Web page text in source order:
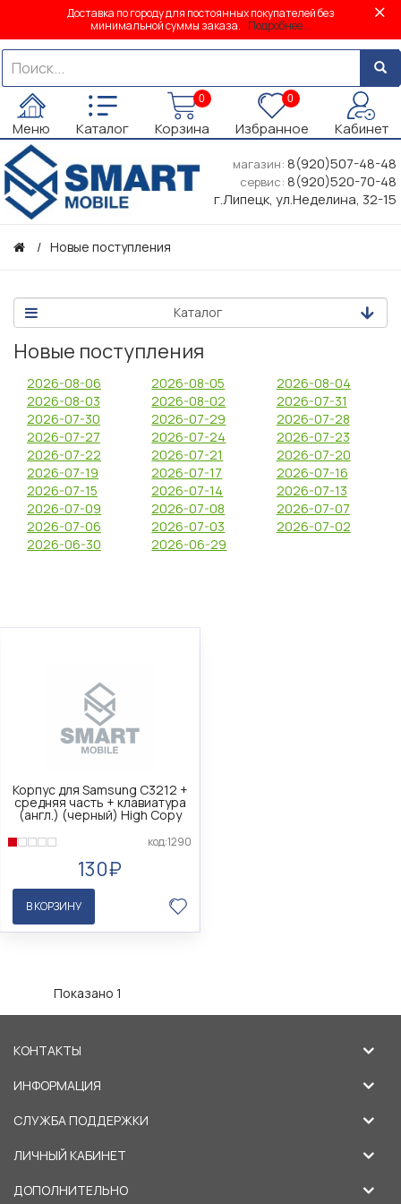
Доставка по городу для постоянных покупателей без
минимальной суммы заказа. Подробнее...
Меню Каталог
0
Корзина
0
Избранное Кабинет
магазин: 8(920)507-48-48
сервис: 8(920)520-70-48
г.Липецк, ул.Неделина, 32-15
Новые поступления
Каталог
Новые поступления
2026-08-06 2026-08-05
2026-08-04
2026-08-03
2026-08-02
2026-07-31
2026-07-30
2026-07-29
2026-07-28
2026-07-27
2026-07-24
2026-07-23
2026-07-22
2026-07-21
2026-07-20
2026-07-19
2026-07-17
2026-07-16
2026-07-15
2026-07-14
2026-07-13
2026-07-09
2026-07-08
2026-07-07
2026-07-06
2026-07-03
2026-07-02
2026-06-30
2026-06-29
Корпус для Samsung C3212 +
средняя часть + клавиатура
(англ.) (черный) High Copy
код:1290
130₽
В КОРЗИНУ
Показано 1
КОНТАКТЫ
ИНФОРМАЦИЯ
СЛУЖБА ПОДДЕРЖКИ
ЛИЧНЫЙ КАБИНЕТ
ДОПОЛНИТЕЛЬНО